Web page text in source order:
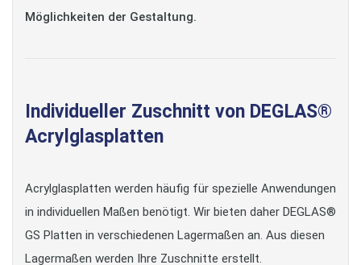
Möglichkeiten der Gestaltung.
Individueller Zuschnitt von DEGLAS®
Acrylglasplatten
Acrylglasplatten werden häufig für spezielle Anwendungen
in individuellen Maßen benötigt. Wir bieten daher DEGLAS®
GS Platten in verschiedenen Lagermaßen an. Aus diesen
Lagermaßen werden Ihre Zuschnitte erstellt.